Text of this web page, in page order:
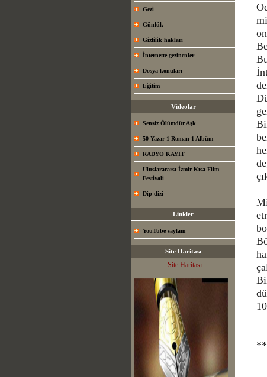
Gezi
Günlük
Gizlilik hakları
İnternette gezinenler
Dosya konuları
Eğitim
Videolar
Sensiz Ölümdür Aşk
50 Yazar 1 Roman 1 Albüm
RADYO KAYIT
Uluslarararsı İzmir Kısa Film
Festivali
Dip dizi
Linkler
YouTube sayfam
Site Haritası
Site Haritası